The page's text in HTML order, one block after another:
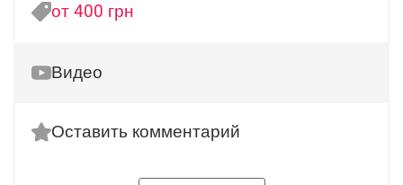
от 400 грн
Видео
Оставить комментарий